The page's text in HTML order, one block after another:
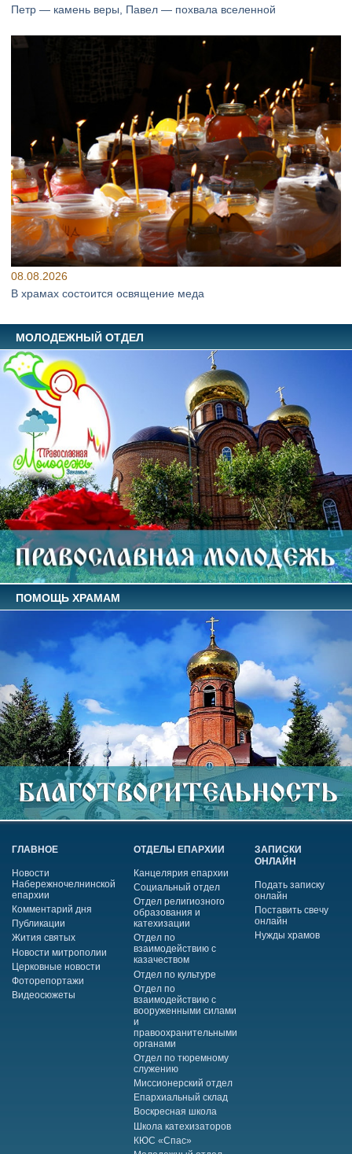
Петр — камень веры, Павел — похвала вселенной
08.08.2026
В храмах состоится освящение меда
МОЛОДЕЖНЫЙ ОТДЕЛ
ПОМОЩЬ ХРАМАМ
ГЛАВНОЕ
Новости
Набережночелнинской
епархии
Комментарий дня
Публикации
Жития святых
Новости митрополии
Церковные новости
Фоторепортажи
Видеосюжеты
ОТДЕЛЫ ЕПАРХИИ
Канцелярия епархии
Социальный отдел
Отдел религиозного
образования и
катехизации
Отдел по
взаимодействию с
казачеством
Отдел по культуре
Отдел по
взаимодействию с
вооруженными силами
и
правоохранительными
органами
Отдел по тюремному
служению
Миссионерский отдел
Епархиальный склад
Воскресная школа
Школа катехизаторов
КЮС «Спас»
ЗАПИСКИ
ОНЛАЙН
Подать записку
онлайн
Поставить свечу
онлайн
Нужды храмов